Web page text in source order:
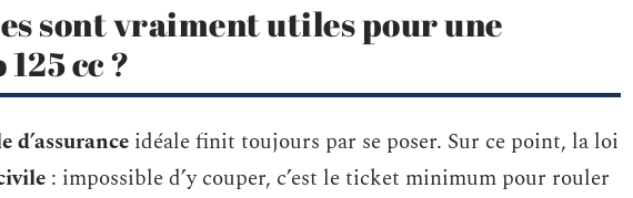
sont vraiment utiles pour une
cc ?
d’assurance idéale finit toujours par se poser. Sur ce point, la loi
: impossible d’y couper, c’est le ticket minimum pour rouler